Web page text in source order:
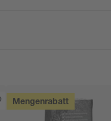
Mengenrabatt